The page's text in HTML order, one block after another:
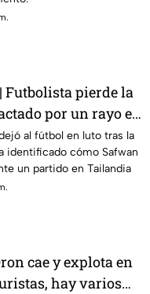
Futbolista pierde la
por un rayo en
al fútbol en luto tras la
identificado cómo Safwan
un partido en Tailandia
cae y explota en
hay varios